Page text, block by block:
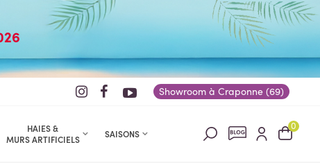
Showroom à Craponne (69)
HAIES &
MURS ARTIFICIELS
SAISONS
0